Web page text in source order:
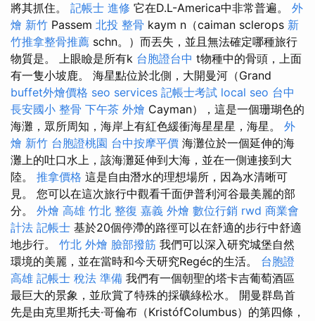
將其抓住。 記帳士 進修 它在D.L-America中非常普遍。 外
燴 新竹 Passem 北投 整骨 kaym n（caiman sclerops 新
竹推拿整骨推薦 schn。）而丟失，並且無法確定哪種旅行
物質是。 上眼瞼是所有k 台胞證台中 t物種中的骨頭，上面
有一隻小坡鹿。 海星點位於北側，大開曼河（Grand
buffet外燴價格 seo services 記帳士考試 local seo 台中
長安國小 整骨 下午茶 外燴 Cayman），這是一個珊瑚色的
海灘，眾所周知，海岸上有紅色緩衝海星星星，海星。 外
燴 新竹 台胞證桃園 台中按摩平價 海灘位於一個延伸的海
灘上的吐口水上，該海灘延伸到大海，並在一側連接到大
陸。 推拿價格 這是自由潛水的理想場所，因為水清晰可
見。 您可以在這次旅行中觀看千面伊普利河谷最美麗的部
分。 外燴 高雄 竹北 整復 嘉義 外燴 數位行銷 rwd 商業會
計法 記帳士 基於20個停滯的路徑可以在舒適的步行中舒適
地步行。 竹北 外燴 臉部撥筋 我們可以深入研究城堡自然
環境的美麗，並在當時和今天研究Regéc的生活。 台胞證
高雄 記帳士 稅法 準備 我們有一個朝聖的塔卡吉葡萄酒區
最巨大的景象，並欣賞了特殊的採礦綠松水。 開曼群島首
先是由克里斯托夫·哥倫布（KristófColumbus）的第四條，